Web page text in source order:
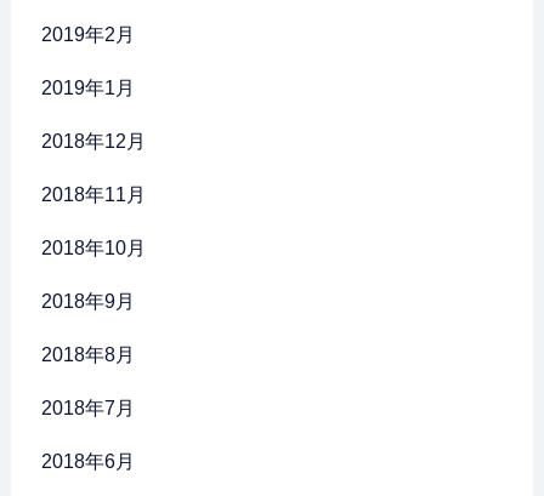
2019年2月
2019年1月
2018年12月
2018年11月
2018年10月
2018年9月
2018年8月
2018年7月
2018年6月